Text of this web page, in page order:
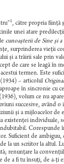
1, către propria fiinţă
unei atare
cunoaşterii de Sine şi
surprinderea vieţii
şi a trăirii sale prin
de care se leagă în
termen. Este
– articolul
în sincronie cu
volum ce nu
succesive, având
şi a mijloacelor de
existenţei individuale,
Corespunde
Suficient de
la un scriitor la
renunţare la
de a fi tu însuţi, de a-ţi